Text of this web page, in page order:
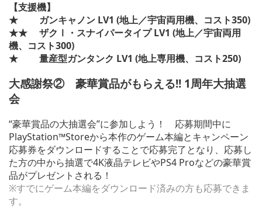
【支援機】
★ ガンキャノン LV1 (地上／宇宙両用機、コスト350)
★★ ザクⅠ・スナイパータイプ LV1 (地上／宇宙両用
機、コスト300)
★ 量産型ガンタンク LV1 (地上専用機、コスト250)
大感謝祭② 豪華賞品がもらえる!! 1周年大抽選
会
“豪華賞品の大抽選会”に参加しよう！ 応募期間中に
PlayStation™Storeから本作のゲーム本編とキャンペーン
応募券をダウンロードすることで応募完了となり、応募し
た方の中から抽選で4K液晶テレビやPS4 Proなどの豪華賞
品がプレゼントされる！
※すでにゲーム本編をダウンロード済みの方も応募できま
す。